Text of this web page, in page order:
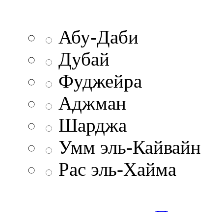
Абу-Даби
Дубай
Фуджейра
Аджман
Шарджа
Умм эль-Кайвайн
Рас эль-Хайма